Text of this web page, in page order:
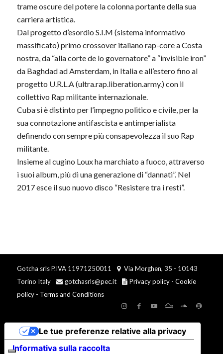
trame oscure del potere la colonna portante della sua
carriera artistica.
Dal progetto d’esordio S.I.M (sistema informativo
massificato) primo crossover italiano rap-core a Costa
nostra, da “alla corte de lo governatore” a “invisible iron”
da Baghdad ad Amsterdam, in Italia e all’estero fino al
progetto U.R.L.A (ultra.rap.liberation.army.) con il
collettivo Rap militante internazionale.
Cuba si è distinto per l’impegno politico e civile, per la
sua connotazione antifascista e antimperialista
definendo con sempre più consapevolezza il suo Rap
militante.
Insieme al cugino Loux ha marchiato a fuoco, attraverso
i suoi album, più di una generazione di “dannati”. Nel
2017 esce il suo nuovo disco “Resistere tra i resti”.
Gotcha srls P.IVA 11971250011
Via Morghen, 35 - 10143
Torino Italy
gotchasrls@pec.it Privacy policy- Cookie
policy- Terms and Conditions
Informativa sulla raccolta
Le tue preferenze relative alla privacy